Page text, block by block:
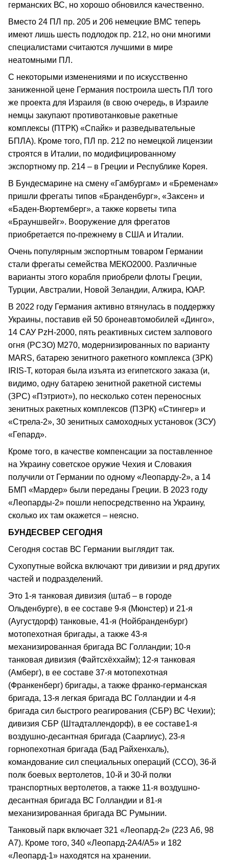
германских ВС, но хорошо обновился качественно.
Вместо 24 ПЛ пр. 205 и 206 немецкие ВМС теперь
имеют лишь шесть подлодок пр. 212, но они многими
специалистами считаются лучшими в мире
неатомными ПЛ.
С некоторыми изменениями и по искусственно
заниженной цене Германия построила шесть ПЛ того
же проекта для Израиля (в свою очередь, в Израиле
немцы закупают противотанковые ракетные
комплексы (ПТРК) «Спайк» и разведывательные
БПЛА). Кроме того, ПЛ пр. 212 по немецкой лицензии
строятся в Италии, по модифицированному
экспортному пр. 214 – в Греции и Республике Корея.
В Бундесмарине на смену «Гамбургам» и «Бременам»
пришли фрегаты типов «Бранденбург», «Заксен» и
«Баден-Вюртемберг», а также корветы типа
«Брауншвейг». Вооружение для фрегатов
приобретается по-прежнему в США и Италии.
Очень популярным экспортным товаром Германии
стали фрегаты семейства МЕКО2000. Различные
варианты этого корабля приобрели флоты Греции,
Турции, Австралии, Новой Зеландии, Алжира, ЮАР.
В 2022 году Германия активно втянулась в поддержку
Украины, поставив ей 50 бронеавтомобилей «Динго»,
14 САУ РzН-2000, пять реактивных систем залпового
огня (РСЗО) М270, модернизированных по варианту
MARS, батарею зенитного ракетного комплекса (ЗРК)
IRIS-Т, которая была изъята из египетского заказа (и,
видимо, одну батарею зенитной ракетной системы
(ЗРС) «Пэтриот»), по несколько сотен переносных
зенитных ракетных комплексов (ПЗРК) «Стингер» и
«Стрела-2», 30 зенитных самоходных установок (ЗСУ)
«Гепард».
Кроме того, в качестве компенсации за поставленное
на Украину советское оружие Чехия и Словакия
получили от Германии по одному «Леопарду-2», а 14
БМП «Мардер» были переданы Греции. В 2023 году
«Леопарды-2» пошли непосредственно на Украину,
сколько их там окажется – неясно.
БУНДЕСВЕР СЕГОДНЯ
Сегодня состав ВС Германии выглядит так.
Сухопутные войска включают три дивизии и ряд других
частей и подразделений.
Это 1-я танковая дивизия (штаб – в городе
Ольденбурге), в ее составе 9-я (Мюнстер) и 21-я
(Аугустдорф) танковые, 41-я (Нойбранденбург)
мотопехотная бригады, а также 43-я
механизированная бригада ВС Голландии; 10-я
танковая дивизия (Файтсхёххайм); 12-я танковая
(Амберг), в ее составе 37-я мотопехотная
(Франкенберг) бригады, а также франко-германская
бригада, 13-я легкая бригада ВС Голландии и 4-я
бригада сил быстрого реагирования (СБР) ВС Чехии);
дивизия СБР (Штадталлендорф), в ее составе1-я
воздушно-десантная бригада (Саарлиус), 23-я
горнопехотная бригада (Бад Райхенхаль),
командование сил специальных операций (ССО), 36-й
полк боевых вертолетов, 10-й и 30-й полки
транспортных вертолетов, а также 11-я воздушно-
десантная бригада ВС Голландии и 81-я
механизированная бригада ВС Румынии.
Танковый парк включает 321 «Леопард-2» (223 А6, 98
А7). Кроме того, 340 «Леопард-2А4/А5» и 182
«Леопард-1» находятся на хранении.